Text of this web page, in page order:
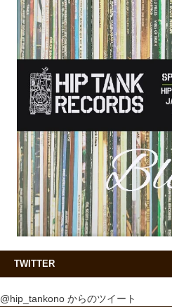
TWITTER
@hip_tankono からのツイート